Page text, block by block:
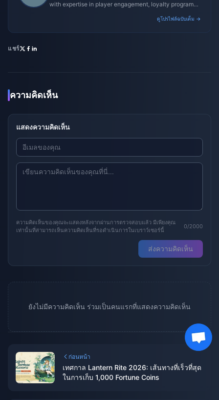
with expertise in player engagement, loyalty programs,
ดูโปรไฟล์ฉบับเต็ม →
แชร์
ความคิดเห็น
แสดงความคิดเห็น
ความคิดเห็นของคุณจะแสดงหลังจากผ่านการตรวจสอบแล้ว มีเพียงคุณ
เท่านั้นที่สามารถเห็นความคิดเห็นที่รอดำเนินการในเบราว์เซอร์นี้
0/2000
ส่งความคิดเห็น
ยังไม่มีความคิดเห็น ร่วมเป็นคนแรกที่แสดงความคิดเห็น
ก่อนหน้า
เทศกาล Lantern Rite 2026: เส้นทางที่เร็วที่สุด
ในการเก็บ 1,000 Fortune Coins